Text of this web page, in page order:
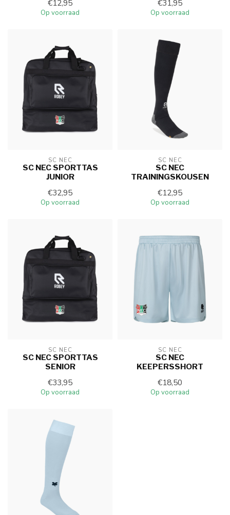
€12,95
Op voorraad
€31,95
Op voorraad
SC NEC
SC NEC SPORTTAS
JUNIOR
€32,95
Op voorraad
SC NEC
SC NEC
TRAININGSKOUSEN
€12,95
Op voorraad
SC NEC
SC NEC SPORTTAS
SENIOR
€33,95
Op voorraad
SC NEC
SC NEC
KEEPERSSHORT
€18,50
Op voorraad